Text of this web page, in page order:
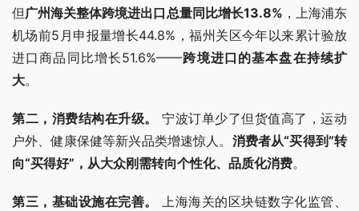
但广州海关整体跨境进出口总量同比增长13.8% ，上海浦东
机场前5月申报量增长44.8%，福州关区今年以来累计验放
进口商品同比增长51.6%——跨境进口的基本盘在持续扩
大。
第二，消费结构在升级。
宁波订单少了但货值高了，运动
户外、健康保健等新兴品类增速惊人。 消费者从“买得到”转
向“买得好”，从大众刚需转向个性化、品质化消费。
第三，基础设施在完善。
上海海关的区块链数字化监管、